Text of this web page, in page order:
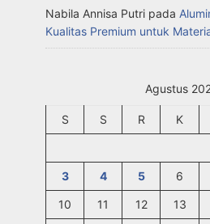
Nabila Annisa Putri pada
Kualitas Premium untuk
Agustus
S S R K
3 4 5 6
10 11 12 13